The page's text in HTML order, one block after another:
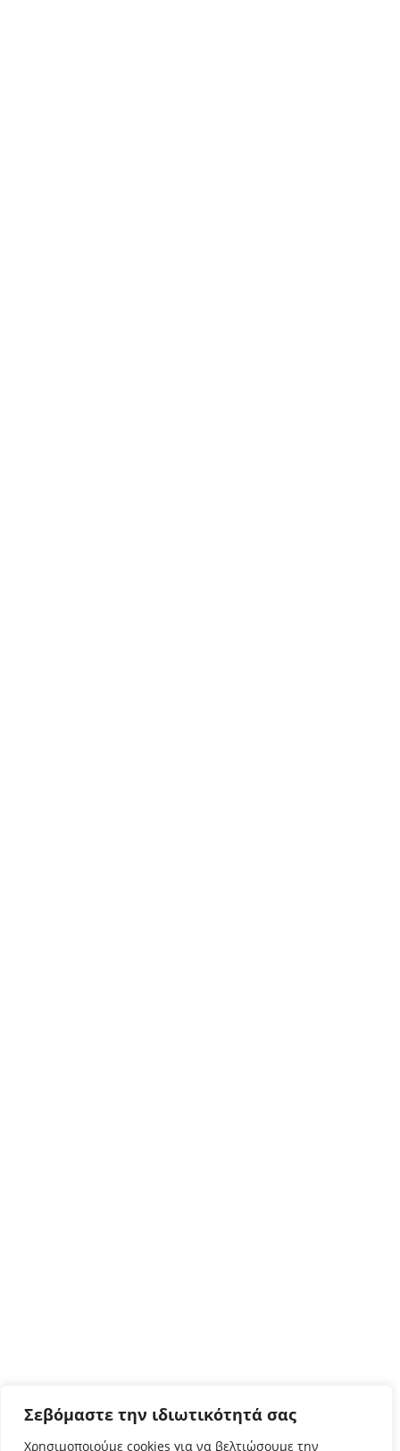
Σεβόμαστε την ιδιωτικότητά σας
Χρησιμοποιούμε cookies για να βελτιώσουμε την